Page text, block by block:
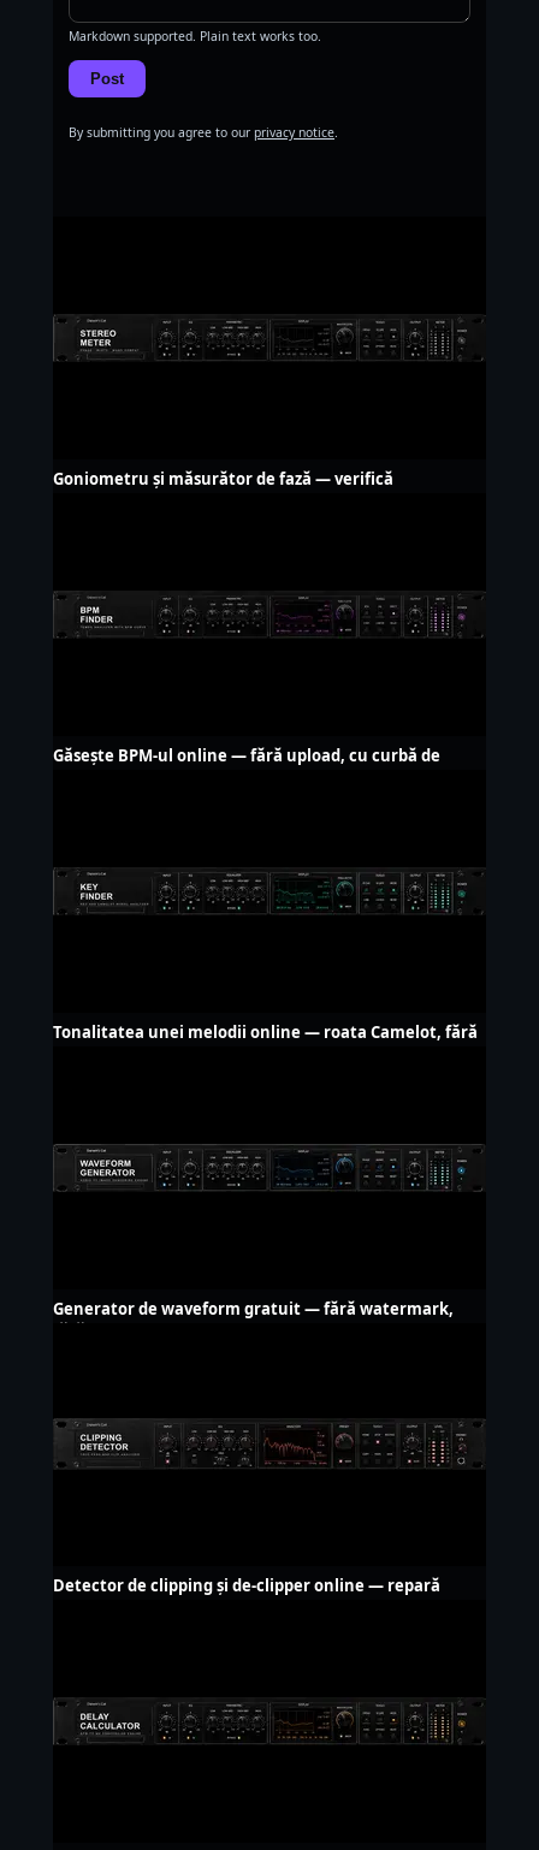
Markdown supported. Plain text works too.
Post
By submitting you agree to our privacy notice.
Goniometru și măsurător de fază — verifică
Găsește BPM-ul online — fără upload, cu curbă de
Tonalitatea unei melodii online — roata Camelot, fără
Generator de waveform gratuit — fără watermark,
Detector de clipping și de-clipper online — repară